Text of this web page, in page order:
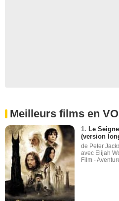
Meilleurs films en
1. Le
(version
de Peter
avec Elijah
Film -